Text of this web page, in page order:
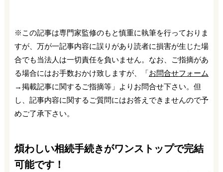
※この記事は専門家監修のもと慎重に執筆を行っておりま
すが、万が一記事内容に誤りがあり読者に損害が生じた場
合でも当法人は一切責任を負いません。なお、ご指摘があ
る場合にはお手数おかけ致しますが、「お問合せフォーム
→掲載記事に関するご指摘等」よりお問合せ下さい。但
し、記事内容に関するご質問にはお答えできませんので予
めご了承下さい。
煩わしい相続手続きがワンストップで完結
可能です！